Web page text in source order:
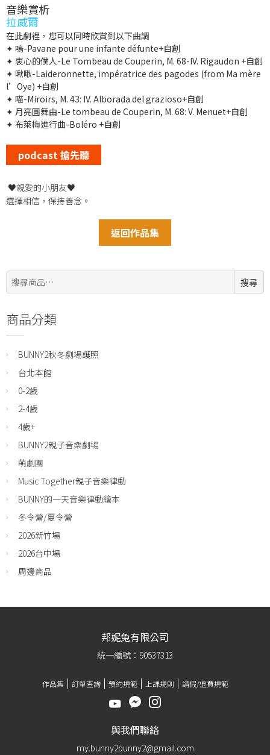
音樂賞析
拉威爾
在此劇裡，您可以同時欣賞到以下曲調
✦ 嗚-Pavane pour une infante défunte+自創
✦ 衷心的僕人-Le Tombeau de Couperin, M. 68-IV. Rigaudon +自創
✦ 啾啾-Laideronnette, impératrice des pagodes (from Ma mère
l’Oye) +自創
✦ 喵-Miroirs, M. 43: IV. Alborada del grazioso+自創
✦ 月亮圓舞曲-Le tombeau de Couperin, M. 68: V. Menuet+自創
✦ 布萊梅進行曲-Boléro +自創
podcast 搶先聽
♥親愛的小朋友♥
選擇相信，保持善念。
返回作品集
搜
尋:
搜尋
商品分類
BUNNY2秋冬劇場護照
台北本館
0-2歲
2-4歲
4歲+
BUNNY2親子音樂劇場
萌劇團
Music Together親子音樂律動
BUNNY的一天音樂律動繪本
冬令營/夏令營
2026新竹場
2026台中場
周邊商品
邦妮兔有限公司
統一編號：90537313
作品集 訂單查詢 預約規範 上課規則 請假/退費規範
與我們聯絡
my.bunny2bunny2@gmail.com